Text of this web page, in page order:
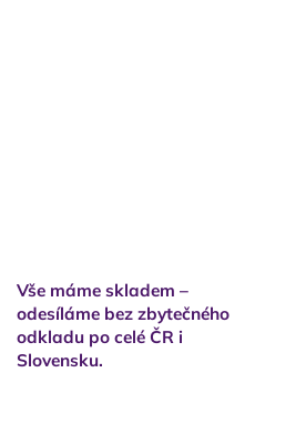
Vše máme skladem –
odesíláme bez zbytečného
odkladu po celé ČR i
Slovensku.